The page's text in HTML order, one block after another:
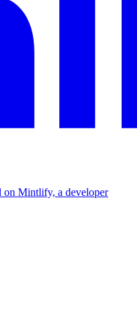
on Mintlify, a developer